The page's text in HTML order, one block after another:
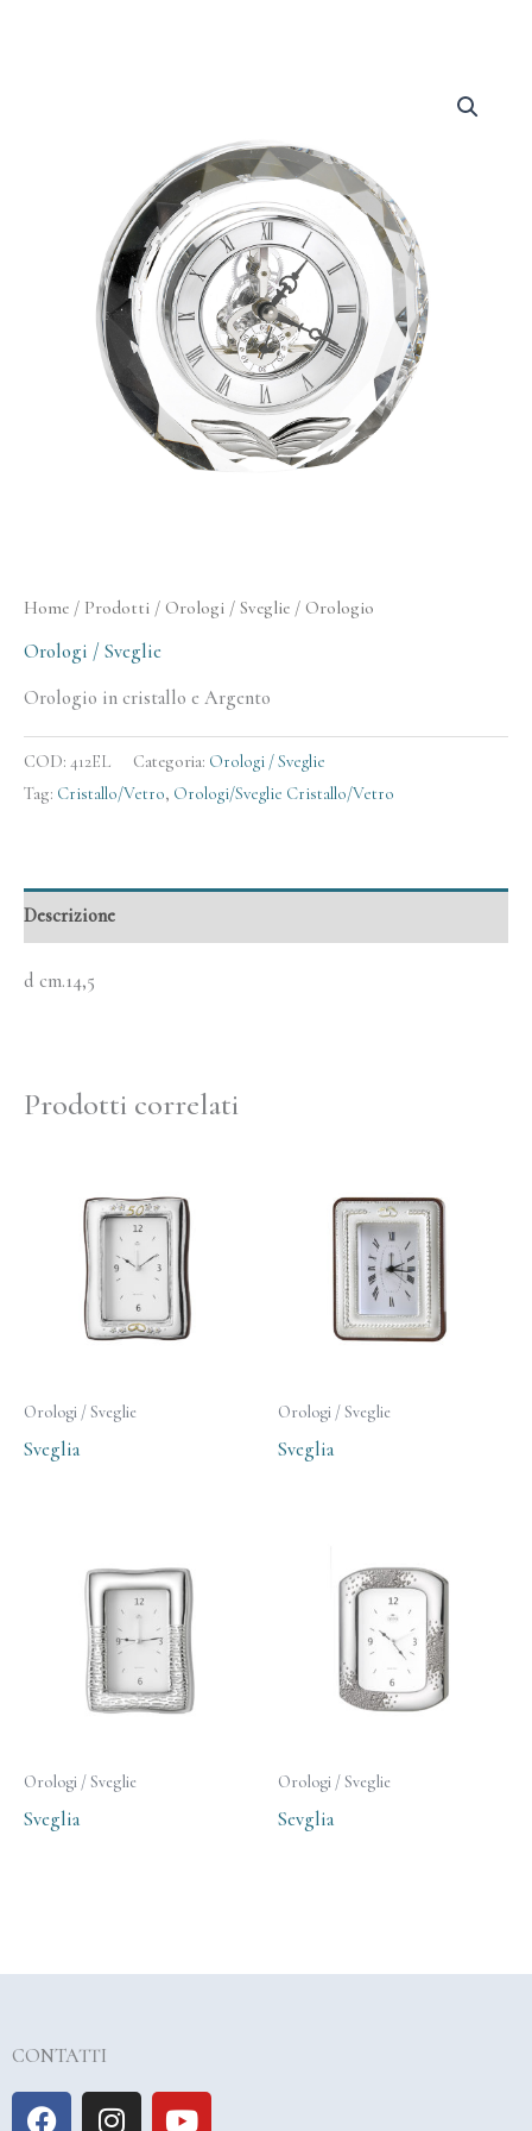
Home / Prodotti / Orologi / Sveglie / Orologio
Orologi / Sveglie
Orologio in cristallo e Argento
COD: 412EL Categoria: Orologi / Sveglie
Tag: Cristallo/Vetro, Orologi/Sveglie Cristallo/Vetro
Descrizione
d cm.14,5
Prodotti correlati
Orologi / Sveglie
Sveglia
Orologi / Sveglie
Sveglia
Orologi / Sveglie
Sveglia
Orologi / Sveglie
Sevglia
CONTATTI
F
I
Y